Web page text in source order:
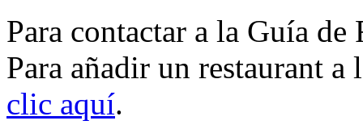
Para contactar a la Guía de
Para añadir un restaurant
clic aquí.